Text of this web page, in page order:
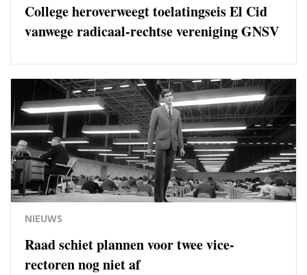
College heroverweegt toelatingseis El Cid
vanwege radicaal-rechtse vereniging GNSV
NIEUWS
Raad schiet plannen voor twee vice-
rectoren nog niet af